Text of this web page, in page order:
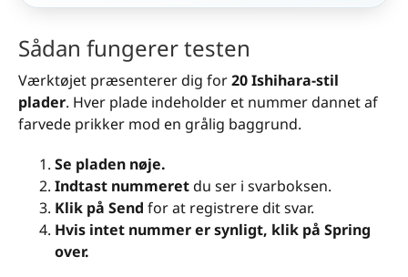
Sådan fungerer testen
Værktøjet præsenterer dig for20 Ishihara-stil
plader. Hver plade indeholder et nummer dannet af
farvede prikker mod en grålig baggrund.
Se pladen nøje.
Indtast nummeretdu ser i svarboksen.
Klik på Send for at registrere dit svar.
Hvis intet nummer er synligt, klik på Spring
over.